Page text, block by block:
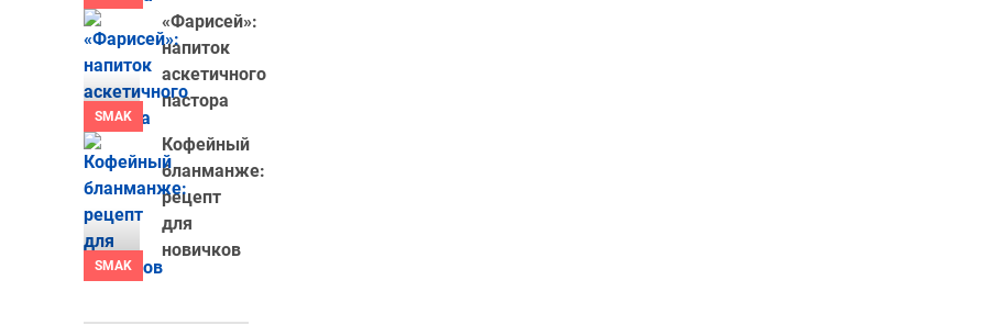
SMAK
«Фарисей»:
напиток
аскетичного
пастора
SMAK
Кофейный
бланманже:
рецепт
для
новичков